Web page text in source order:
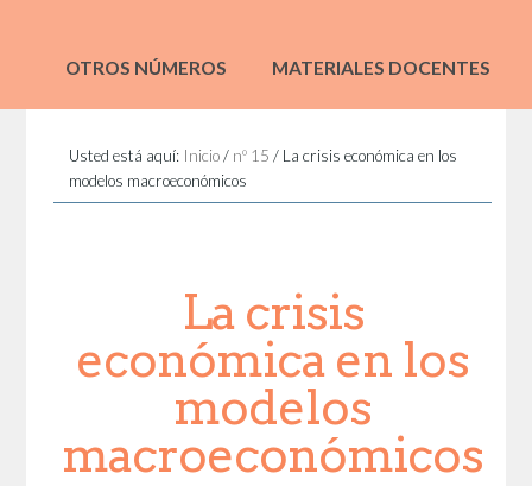
OTROS NÚMEROS MATERIALES DOCENTES
Usted está aquí: Inicio / nº 15 / La crisis económica en los
modelos macroeconómicos
La crisis
económica en los
modelos
macroeconómicos